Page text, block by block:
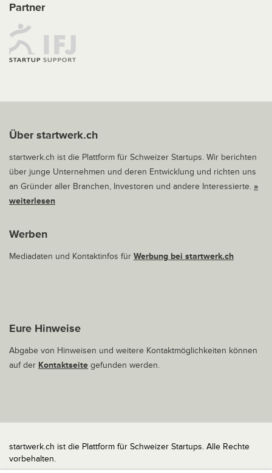
Partner
Über startwerk.ch
startwerk.ch ist die Plattform für Schweizer Startups. Wir berichten
über junge Unternehmen und deren Entwicklung und richten uns
an Gründer aller Branchen, Investoren und andere Interessierte. »
weiterlesen
Werben
Mediadaten und Kontaktinfos für Werbung bei startwerk.ch
Eure Hinweise
Abgabe von Hinweisen und weitere Kontaktmöglichkeiten können
auf der Kontaktseite gefunden werden.
startwerk.ch ist die Plattform für Schweizer Startups. Alle Rechte
vorbehalten.